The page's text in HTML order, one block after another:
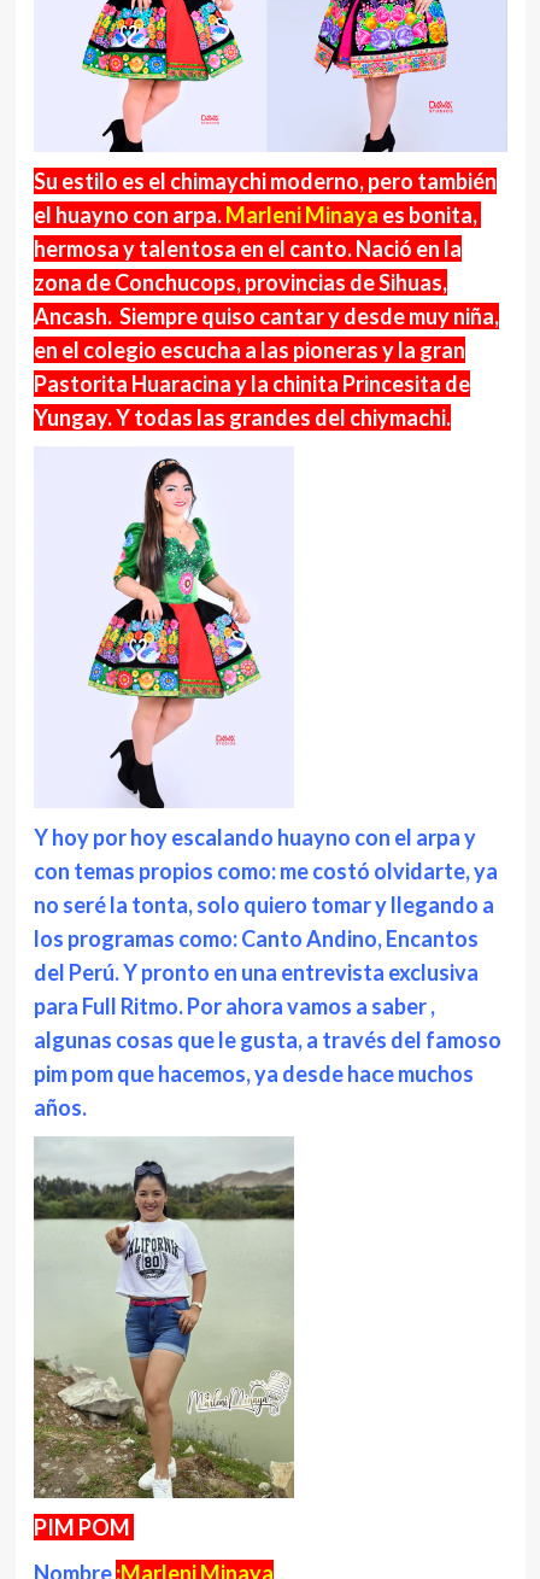
Su estilo es el chimaychi moderno, pero también
el huayno con arpa.Marleni Minaya es bonita,
hermosa y talentosa en el canto. Nació en la
zona de Conchucops, provincias de Sihuas,
Ancash. Siempre quiso cantar y desde muy niña,
en el colegio escucha a las pioneras y la gran
Pastorita Huaracina y la chinita Princesita de
Yungay. Y todas las grandes del chiymachi.
Y hoy por hoy escalando huayno con el arpa y
con temas propios como: me costó olvidarte, ya
no seré la tonta, solo quiero tomar y llegando a
los programas como: Canto Andino, Encantos
del Perú. Y pronto en una entrevista exclusiva
para Full Ritmo. Por ahora vamos a saber ,
algunas cosas que le gusta, a través del famoso
pim pom que hacemos, ya desde hace muchos
años.
PIM POM
Nombre:Marleni Minaya